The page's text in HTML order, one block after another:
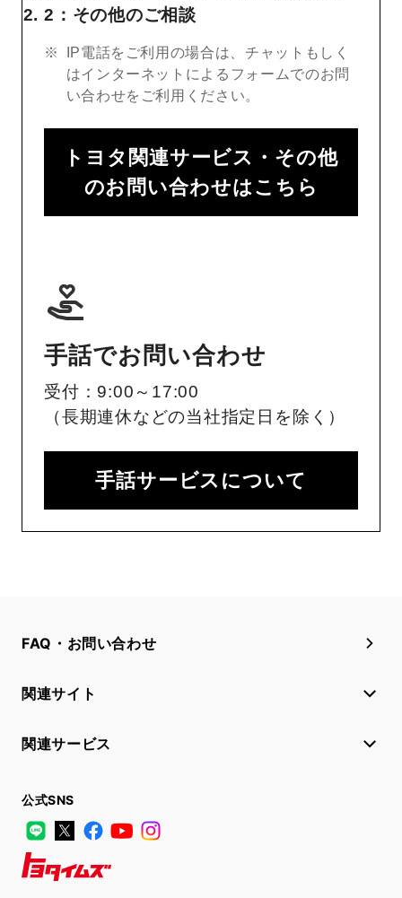
2：その他のご相談
IP電話をご利用の場合は、チャットもしく
はインターネットによるフォームでのお問
い合わせをご利用ください。
トヨタ関連サービス・その他
のお問い合わせはこちら
手話でお問い合わせ
受付：9:00～17:00
（長期連休などの当社指定日を除く）
手話サービスについて
FAQ・お問い合わせ
関連サイト
関連サービス
公式SNS
LINE
X FacebookYouTube